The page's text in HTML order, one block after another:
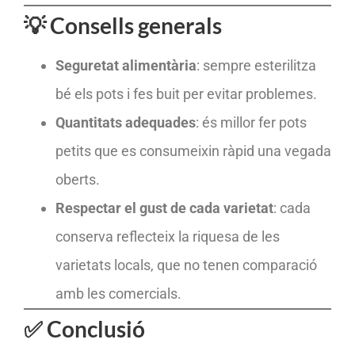
💡 Consells generals
Seguretat alimentària: sempre esterilitza
bé els pots i fes buit per evitar problemes.
Quantitats adequades: és millor fer pots
petits que es consumeixin ràpid una vegada
oberts.
Respectar el gust de cada varietat: cada
conserva reflecteix la riquesa de les
varietats locals, que no tenen comparació
amb les comercials.
✅ Conclusió